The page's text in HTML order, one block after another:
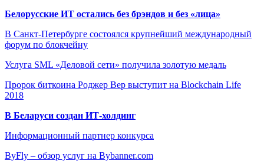
Белорусские ИТ остались без брэндов и без «лица»
В Санкт-Петербурге состоялся крупнейший международный
форум по блокчейну
Услуга SML «Деловой сети» получила золотую медаль
Пророк биткоина Роджер Вер выступит на Blockchain Life
2018
В Беларуси создан ИТ-холдинг
Информационный партнер конкурса
ByFly – обзор услуг на Bybanner.com